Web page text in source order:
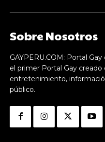
Sobre Nosotros
GAYPERU.COM: Portal
el primer Portal Gay creado
entretenimiento,
público.